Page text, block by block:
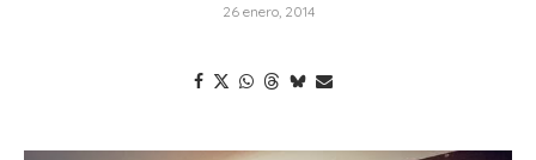
26 enero, 2014